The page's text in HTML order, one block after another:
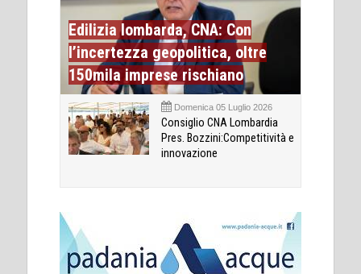
Edilizia lombarda, CNA: Con
l’incertezza geopolitica, oltre
150mila imprese rischiano
Domenica 05 Luglio 2026
Consiglio CNA Lombardia
Pres. Bozzini:Competitività e
innovazione